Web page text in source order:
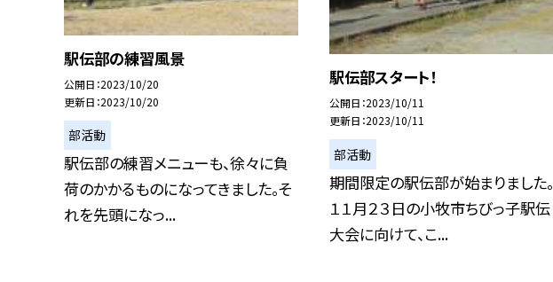
駅伝部の練習風景
公開日 2023/10/20
更新日 2023/10/20
部活動
駅伝部の練習メニューも、徐々に負
荷のかかるものになってきました。そ
れを先頭になっ...
駅伝部スタート！
公開日 2023/10/11
更新日 2023/10/11
部活動
期間限定の駅伝部が始まりました。
１１月２３日の小牧市ちびっ子駅伝
大会に向けて、こ...